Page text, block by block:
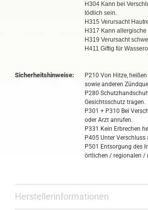
H304 Kann bei
tödlich sein.
H315 Verursacht
H317 Kann
H319 Verursacht
H411 Giftig für
Sicherheitshinweise:
P210 Von Hitze,
sowie anderen
P280
Gesichtsschutz tragen.
P301 + P310 Bei
oder Arzt anrufen.
P331 Kein Erbrechen
P405 Unter Verschluss
P501 Entsorgung des
örtlichen / regionalen /
Herstellerinformationen